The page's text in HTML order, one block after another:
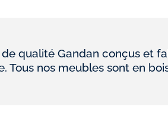
qualité Gandan conçus et
Tous nos meubles sont en